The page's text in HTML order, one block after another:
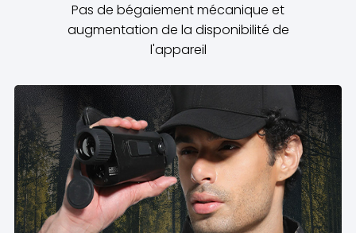
Pas de bégaiement mécanique et
augmentation de la disponibilité de
l'appareil